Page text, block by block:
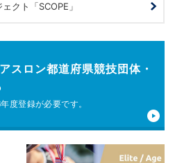
クト「SCOPE」
スロン都道府県競技団体・
度登録が必要です。